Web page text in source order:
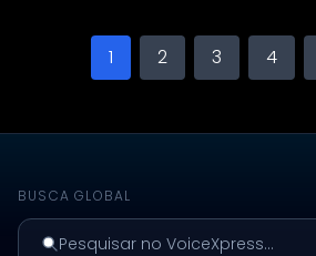
1 2 3 4
BUSCA GLOBAL
Pesquisar no VoiceXpress...